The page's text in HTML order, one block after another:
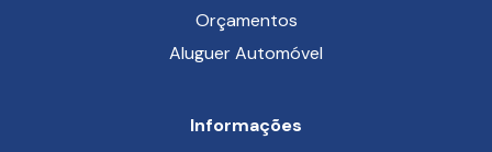
Orçamentos
Aluguer Automóvel
Informações